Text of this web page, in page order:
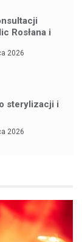
Rosłana i
2026
sterylizacji i
2026